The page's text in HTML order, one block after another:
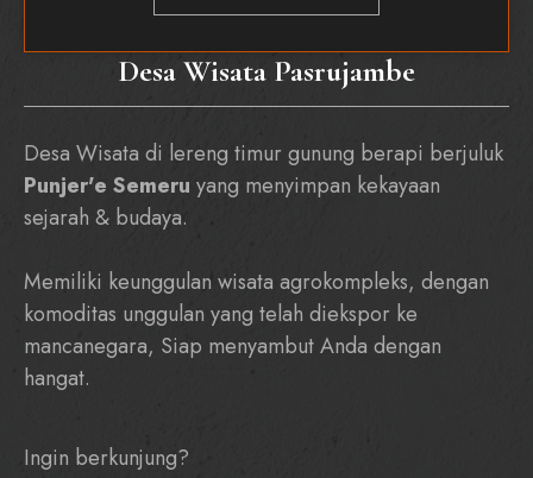
Desa Wisata Pasrujambe
Desa Wisata di lereng timur gunung berapi berjuluk
Punjer'e Semeru yang menyimpan kekayaan
sejarah & budaya.
Memiliki keunggulan wisata agrokompleks, dengan
komoditas unggulan yang telah diekspor ke
mancanegara, Siap menyambut Anda dengan
hangat.
Ingin berkunjung?